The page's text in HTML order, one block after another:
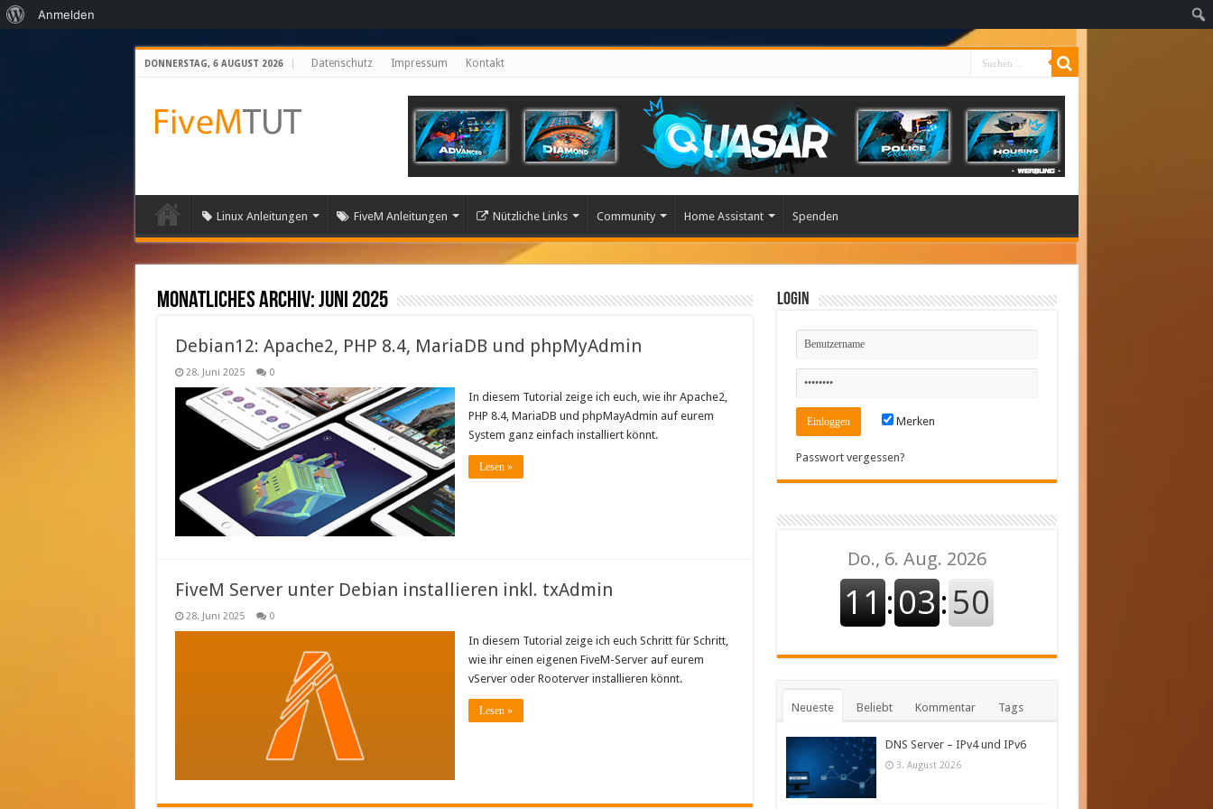
DONNERSTAG, 6 AUGUST 2026 Datenschutz Impressum Kontakt
Linux Anleitungen FiveM Anleitungen Nützliche Links Community Home Assistant Spenden
Monatliches Archiv:Juni 2025
Debian12: Apache2, PHP 8.4, MariaDB und phpMyAdmin
28. Juni 2025 0
In diesem Tutorial zeige ich euch, wie ihr Apache2,
PHP 8.4, MariaDB und phpMayAdmin auf eurem
System ganz einfach installiert könnt.
Lesen »
FiveM Server unter Debian installieren inkl. txAdmin
28. Juni 2025 0
In diesem Tutorial zeige ich euch Schritt für Schritt,
wie ihr einen eigenen FiveM-Server auf eurem
vServer oder Rooterver installieren könnt.
Lesen »
Login
Merken
Passwort vergessen?
Neueste Beliebt Kommentar Tags
DNS Server – IPv4 und IPv6
3. August 2026
Über
Anmelden